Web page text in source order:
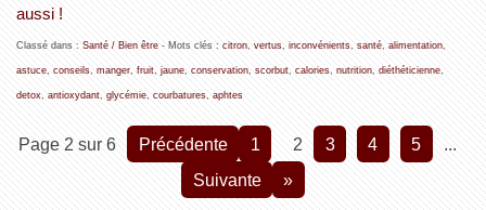
aussi !
Classé dans : Santé / Bien être- Mots clés : citron, vertus, inconvénients, santé, alimentation,
astuce, conseils, manger, fruit, jaune, conservation, scorbut, calories, nutrition, diéthéticienne,
detox, antioxydant, glycémie, courbatures, aphtes
Page 2 sur 6 précédente 1 2 3 4 5
...
suivante
»